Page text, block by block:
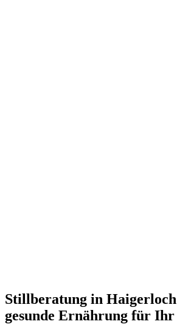
Stillberatung in Haigerloch
gesunde Ernährung für